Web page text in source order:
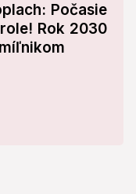
Počasie
Rok 2030